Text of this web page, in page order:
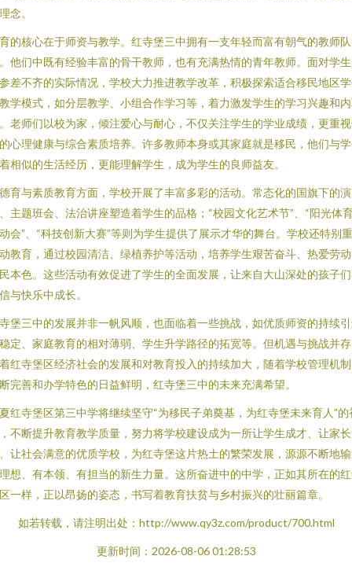
念。
的核心在于师资与教学。红寺堡三中拥有一支年轻而富有朝气的教师队
他们中既有经验丰富的骨干教师，也有充满热情的青年教师。面对学
差不齐的实际情况，学校大力推进教学改革，积极探索适合移民地区
学模式，如分层教学、小组合作学习等，着力激发学生的学习兴趣和
老师们以校为家，倾注爱心与耐心，不仅关注学生的学业成绩，更重
心理健康与综合素质培养。许多教师本身或其家庭就是移民，他们与
相似的生活经历，更能理解学生，成为学生的良师益友。
育与素质教育方面，学校开展了丰富多彩的活动。常态化的国旗下的演
主题班会、法治讲座塑造着学生的品格；“校园文化艺术节”、“阳光体
会”、“科技创新大赛”等则为学生提供了展示才华的舞台。学校还特别
教育，通过校园清洁、绿植养护等活动，培养学生艰苦奋斗、热爱劳
本色。这些活动有效促进了学生的全面发展，让来自大山深处的孩子
与快乐中成长。
堡三中的发展并非一帆风顺，也面临着一些挑战，如优质师资的持续
定、家庭教育的相对薄弱、学生升学路径的拓宽等。但机遇与挑战并
红寺堡区经济社会的发展和对教育投入的持续加大，随着学校管理机
完善和办学特色的日益鲜明，红寺堡三中的未来充满希望。
红寺堡区第三中学将继续坚守“为移民子弟奠基，为红寺堡未来育人”的
不断提升教育教学质量，努力将学校建设成为一所让学生成才、让家
让社会满意的优质学校，为红寺堡这片热土的繁荣发展，源源不断地
想、有本领、有担当的新生力量。这所奋进中的中学，正如其所在的
一样，正以昂扬的姿态，书写着教育扶贫与乡村振兴的壮丽篇章。
如若转载，请注明出处：http://www.qy3z.com/product/700.html
更新时间：2026-08-06 01:28:53